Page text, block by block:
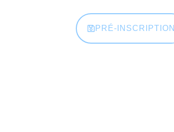
PRÉ-INSCRIPTION